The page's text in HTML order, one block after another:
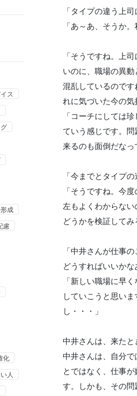
「タイプの違う上
「あ～あ、そうか
「そうですね。上
いのに、職場の異
混乱しているので
れに気づいた今の気
「コーチにしては
ていう感じです。
来るのも面倒だなっ
「今までとタイプ
「そうですね。今
左もよくわからな
どうかを検証してみ
「中井さんが仕事
どうすればいいかな
「新しい職場に早
していこうと思い
し・・・」
中井さんは、来たと
中井さんは、自分
とではなく、仕事
す。しかも、その
ス
成
慮
化
人